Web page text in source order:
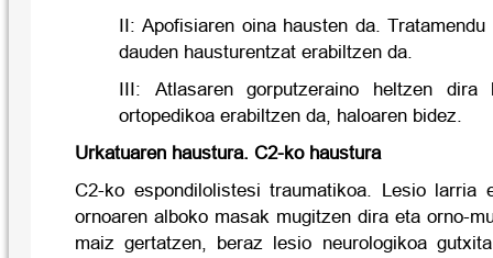
II: Apofisiaren oina hausten da.
dauden hausturentzat erabiltzen da.
III: Atlasaren gorputzeraino heltzen dira
ortopedikoa erabiltzen da, haloaren bidez.
Urkatuaren haustura. C2-ko haustura
C2-ko espondilolistesi traumatikoa. Lesio larria
ornoaren alboko masak mugitzen dira eta orno-
maiz gertatzen, beraz lesio neurologikoa